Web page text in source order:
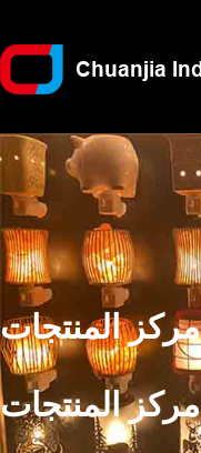
مركز المنتجات
مركز المنتجات